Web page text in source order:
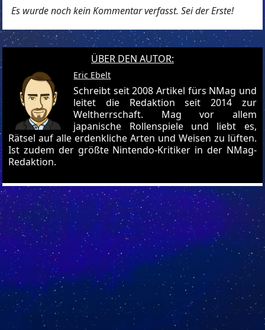
Es wurde noch kein Kommentar verfasst. Sei der Erste!
ÜBER DEN AUTOR:
Eric Ebelt
Schreibt seit 2008 Artikel fürs NMag und
leitet die Redaktion seit 2014 zur
Weltherrschaft. Mag vor allem
japanische Rollenspiele und liebt es,
Rätsel auf alle erdenkliche Arten und Weisen zu lüften.
Ist zudem der größte Nintendo-Kritiker in der NMag-
Redaktion.